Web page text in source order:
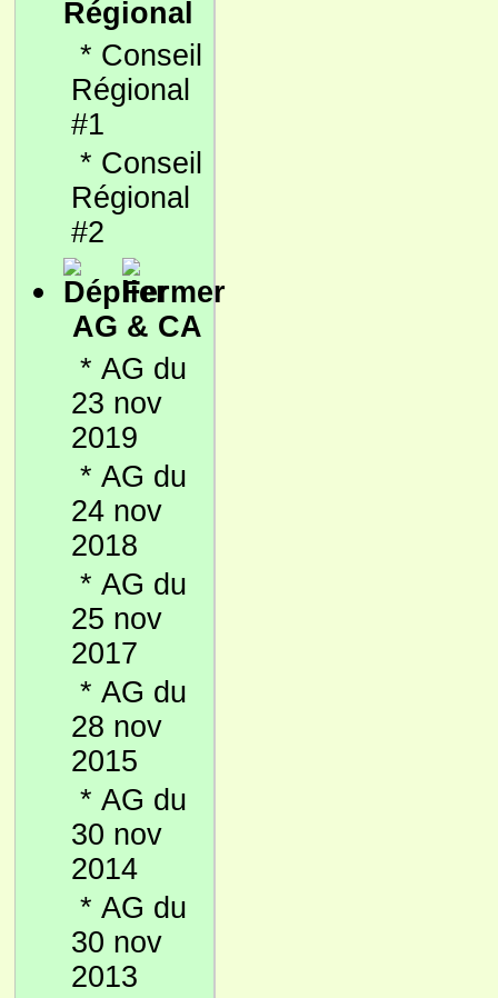
Régional
* Conseil
Régional
#1
* Conseil
Régional
#2
AG & CA
* AG du
23 nov
2019
* AG du
24 nov
2018
* AG du
25 nov
2017
* AG du
28 nov
2015
* AG du
30 nov
2014
* AG du
30 nov
2013